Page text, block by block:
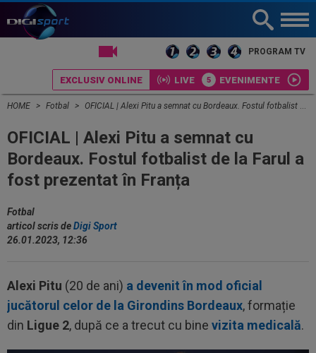
PROGRAM TV
EXCLUSIV ONLINE LIVE EVENIMENTE
HOME Fotbal OFICIAL | Alexi Pitu a semnat cu Bordeaux. Fostul fotbalist de la Farul a fost prezentat în Franța
OFICIAL | Alexi Pitu a semnat cu
Bordeaux. Fostul fotbalist de la Farul a
fost prezentat în Franța
Fotbal
articol scris deDigi Sport
26.01.2023, 12:36
Alexi Pitu (20 de ani) a devenit în mod oficial
jucătorul celor de la Girondins Bordeaux, formație
din Ligue 2, după ce a trecut cu bine vizita medicală.